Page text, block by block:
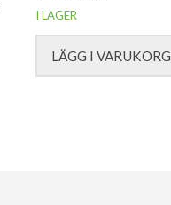
I LAGER
LÄGG I VARUKORG